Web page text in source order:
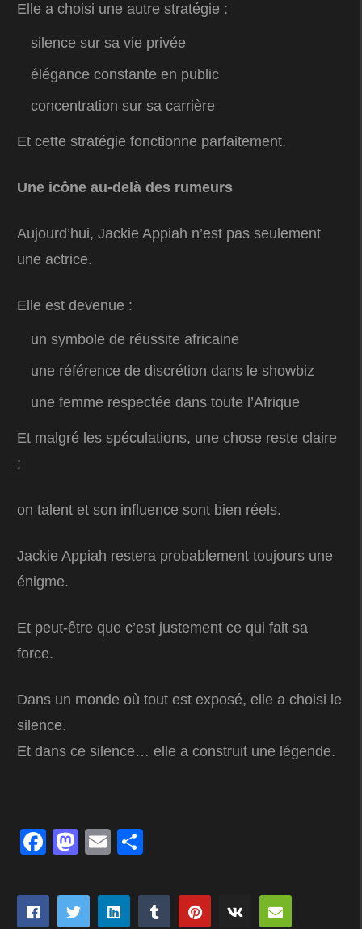
Elle a choisi une autre stratégie :
silence sur sa vie privée
élégance constante en public
concentration sur sa carrière
Et cette stratégie fonctionne parfaitement.
Une icône au-delà des rumeurs
Aujourd’hui, Jackie Appiah n’est pas seulement
une actrice.
Elle est devenue :
un symbole de réussite africaine
une référence de discrétion dans le showbiz
une femme respectée dans toute l’Afrique
Et malgré les spéculations, une chose reste claire
:
on talent et son influence sont bien réels.
Jackie Appiah restera probablement toujours une
énigme.
Et peut-être que c’est justement ce qui fait sa
force.
Dans un monde où tout est exposé, elle a choisi le
silence.
Et dans ce silence… elle a construit une légende.
Facebook
Mastodon
Email